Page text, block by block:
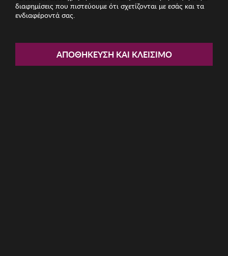
Ανδρικά Γυαλιά Ηλίου Winona
διαφημίσεις που πιστεύουμε ότι σχετίζονται με εσάς και τα
ενδιαφέροντά σας.
ΑΠΟΘΉΚΕΥΣΗ ΚΑΙ ΚΛΕΊΣΙΜΟ